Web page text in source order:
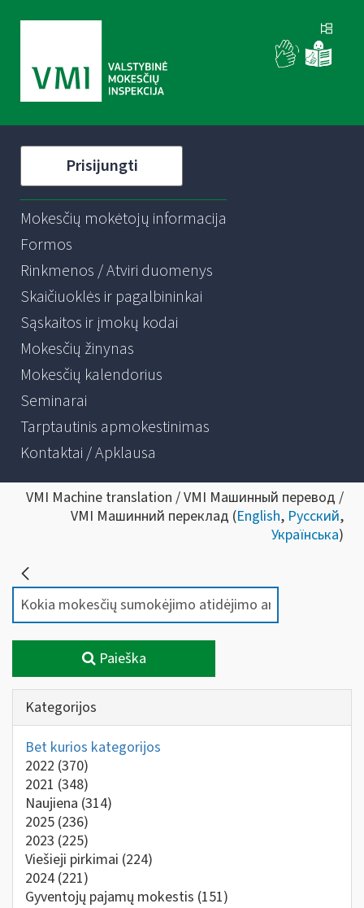
Prisijungti
Mokesčių mokėtojų informacija
Formos
Rinkmenos / Atviri duomenys
Skaičiuoklės ir pagalbininkai
Sąskaitos ir įmokų kodai
Mokesčių žinynas
Mokesčių kalendorius
Seminarai
Tarptautinis apmokestinimas
Kontaktai / Apklausa
VMI Machine translation / VMI Машинный перевод /
VMI Машинний переклад (English, Русский,
Українська)
Paieška
Kategorijos
Bet kurios kategorijos
2022 (370)
2021 (348)
Naujiena (314)
2025 (236)
2023 (225)
Viešieji pirkimai (224)
2024 (221)
Gyventojų pajamų mokestis (151)